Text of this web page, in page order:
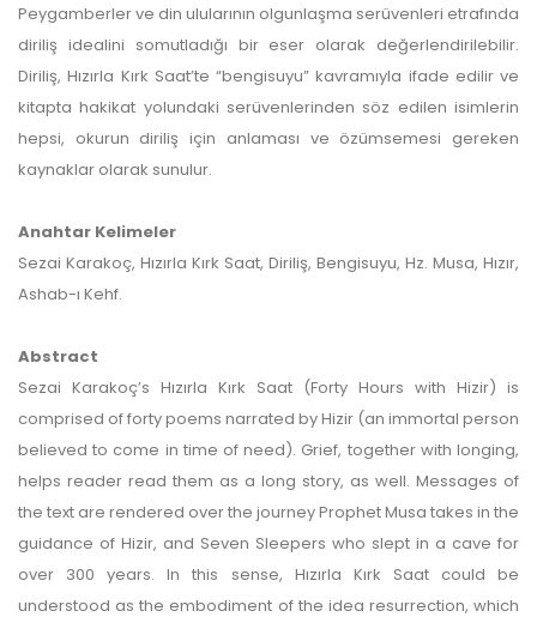
Peygamberler ve din ulularının olgunlaşma serüvenleri etrafında
diriliş idealini somutladığı bir eser olarak değerlendirilebilir.
Diriliş, Hızırla Kırk Saat’te “bengisuyu” kavramıyla ifade edilir ve
kitapta hakikat yolundaki serüvenlerinden söz edilen isimlerin
hepsi, okurun diriliş için anlaması ve özümsemesi gereken
kaynaklar olarak sunulur.
Anahtar Kelimeler
Sezai Karakoç, Hızırla Kırk Saat, Diriliş, Bengisuyu, Hz. Musa, Hızır,
Ashab-ı Kehf.
Abstract
Sezai Karakoç’s Hızırla Kırk Saat (Forty Hours with Hizir) is
comprised of forty poems narrated by Hizir (an immortal person
believed to come in time of need). Grief, together with longing,
helps reader read them as a long story, as well. Messages of
the text are rendered over the journey Prophet Musa takes in the
guidance of Hizir, and Seven Sleepers who slept in a cave for
over 300 years. In this sense, Hızırla Kırk Saat could be
understood as the embodiment of the idea resurrection, which